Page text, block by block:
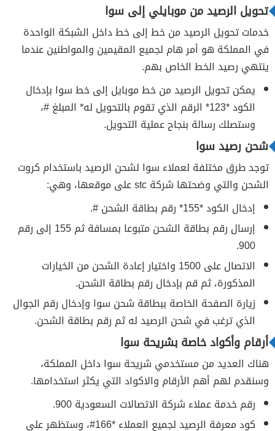
تحويل الرصيد من موبايلي إلى سوا
خدمات تحويل الرصيد من خط إلى خط داخل الشبكة الواحدة
في المملكة هو أمر هام لجميع المقيمين والمواطنين عندما
ينتهي رصيد الخط الخاص بهم.
يمكن تحويل الرصيد من خط موبايل إلى خط سوا بإدخال
الكود *123* الرقم الذي تقوم بالتحويل له* المبلغ #،
وستصلك رسالة بنجاح عملية التحويل.
شحن رصيد سوا
توجد طرق مختلفة لعملاء سوا لشحن الرصيد باستخدام كروت
الشحن والتي وضحتها شركة stc على موقعها، وهي:
إدخال الكود *155* رقم بطاقة الشحن #.
إرسال رقم بطاقة الشحن متبوعا بمسافة ثم 155 إلى رقم
900.
الاتصال على 1500 واختيار إعادة الشحن من الخيارات
المذكورة، ثم قم بإدخال رقم بطاقة الشحن.
زيارة الصفحة الخاصة ببطاقة شحن سوا وإدخال رقم الجوال
الذي ترغب في شحن الرصيد له ثم رقم بطاقة الشحن.
أرقام وأكواد خاصة بشريحة سوا
هناك العديد من مستخدمي شريحة سوا داخل المملكة،
وسنقدم لهم أهم الأرقام والاكواد التي يكثر استخدامها.
رقم خدمة عملاء شركة الاتصالات السعودية 900.
كود معرفة الرصيد لجميع العملاء *166#، وستظهر على